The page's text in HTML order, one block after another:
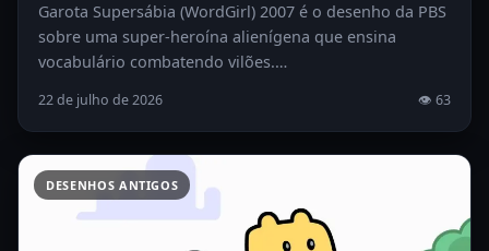
Garota Supersábia (WordGirl) 2007 é o desenho da PBS
sobre uma super-heroína alienígena que ensina
vocabulário combatendo vilões.…
22 de julho de 2026 👁 63
DESENHOS ANTIGOS